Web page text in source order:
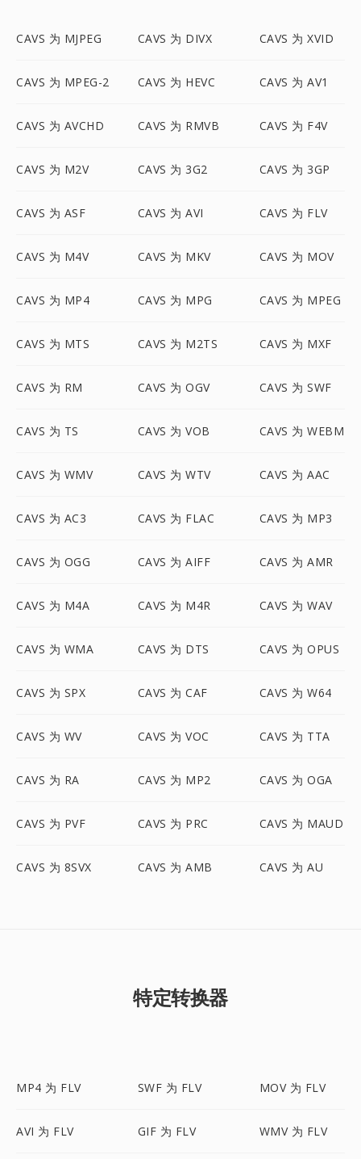
CAVS 为 MJPEG CAVS 为 DIVX CAVS 为 XVID
CAVS 为 MPEG-2 CAVS 为 HEVC CAVS 为 AV1
CAVS 为 AVCHD CAVS 为 RMVB CAVS 为 F4V
CAVS 为 M2V CAVS 为 3G2 CAVS 为 3GP
CAVS 为 ASF CAVS 为 AVI CAVS 为 FLV
CAVS 为 M4V CAVS 为 MKV CAVS 为 MOV
CAVS 为 MP4 CAVS 为 MPG CAVS 为 MPEG
CAVS 为 MTS CAVS 为 M2TS CAVS 为 MXF
CAVS 为 RM CAVS 为 OGV CAVS 为 SWF
CAVS 为 TS CAVS 为 VOB CAVS 为 WEBM
CAVS 为 WMV CAVS 为 WTV CAVS 为 AAC
CAVS 为 AC3 CAVS 为 FLAC CAVS 为 MP3
CAVS 为 OGG CAVS 为 AIFF CAVS 为 AMR
CAVS 为 M4A CAVS 为 M4R CAVS 为 WAV
CAVS 为 WMA CAVS 为 DTS CAVS 为 OPUS
CAVS 为 SPX CAVS 为 CAF CAVS 为 W64
CAVS 为 WV CAVS 为 VOC CAVS 为 TTA
CAVS 为 RA CAVS 为 MP2 CAVS 为 OGA
CAVS 为 PVF CAVS 为 PRC CAVS 为 MAUD
CAVS 为 8SVX CAVS 为 AMB CAVS 为 AU
特定转换器
MP4 为 FLV SWF 为 FLV MOV 为 FLV
AVI 为 FLV GIF 为 FLV WMV 为 FLV